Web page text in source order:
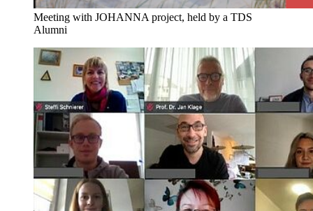
Meeting with JOHANNA project, held by a TDS
Alumni